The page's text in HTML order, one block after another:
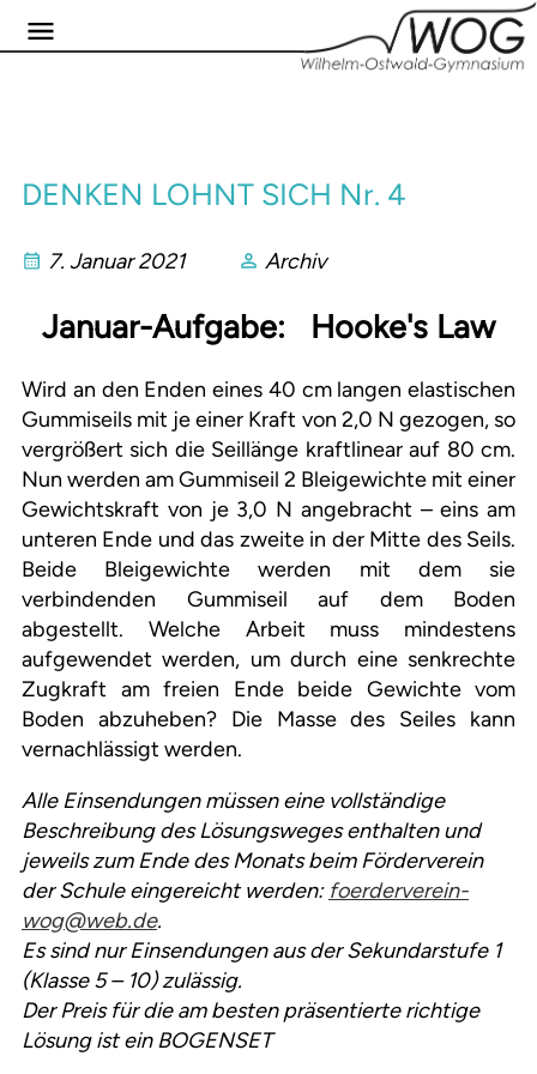
DENKEN LOHNT SICH Nr. 4
7. Januar 2021 Archiv
Januar-Aufgabe: Hooke's Law
Wird an den Enden eines 40 cm langen elastischen
Gummiseils mit je einer Kraft von 2,0 N gezogen, so
vergrößert sich die Seillänge kraftlinear auf 80 cm.
Nun werden am Gummiseil 2 Bleigewichte mit einer
Gewichtskraft von je 3,0 N angebracht – eins am
unteren Ende und das zweite in der Mitte des Seils.
Beide Bleigewichte werden mit dem sie
verbindenden Gummiseil auf dem Boden
abgestellt. Welche Arbeit muss mindestens
aufgewendet werden, um durch eine senkrechte
Zugkraft am freien Ende beide Gewichte vom
Boden abzuheben? Die Masse des Seiles kann
vernachlässigt werden.
Alle Einsendungen müssen eine vollständige
Beschreibung des Lösungsweges enthalten und
jeweils zum Ende des Monats beim Förderverein
der Schule eingereicht werden: foerderverein-
wog@web.de.
Es sind nur Einsendungen aus der Sekundarstufe 1
(Klasse 5 – 10) zulässig.
Der Preis für die am besten präsentierte richtige
Lösung ist ein BOGENSET